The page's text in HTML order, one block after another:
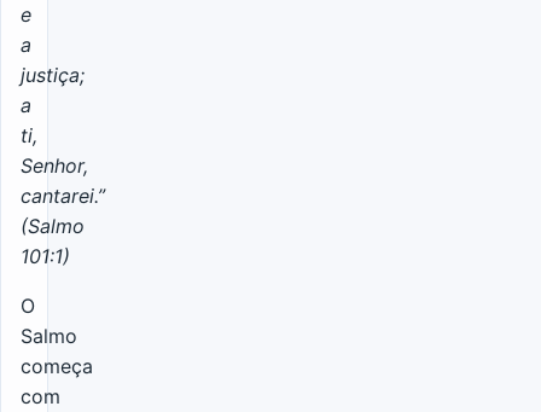
e
a
justiça;
a
ti,
Senhor,
cantarei.”
(Salmo
101:1)
O
Salmo
começa
com